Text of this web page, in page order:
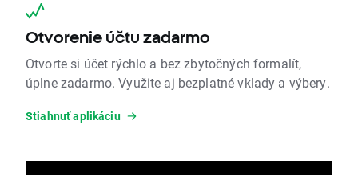
Otvorenie účtu zadarmo
Otvorte si účet rýchlo a bez zbytočných formalít,
úplne zadarmo. Využite aj bezplatné vklady a výbery.
Stiahnuť aplikáciu